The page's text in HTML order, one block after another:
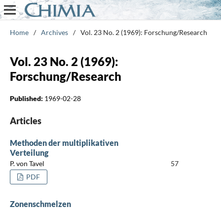
Home / Archives / Vol. 23 No. 2 (1969): Forschung/Research
Vol. 23 No. 2 (1969):
Forschung/Research
Published: 1969-02-28
Articles
Methoden der multiplikativen
Verteilung
P. von Tavel
57
PDF
Zonenschmelzen